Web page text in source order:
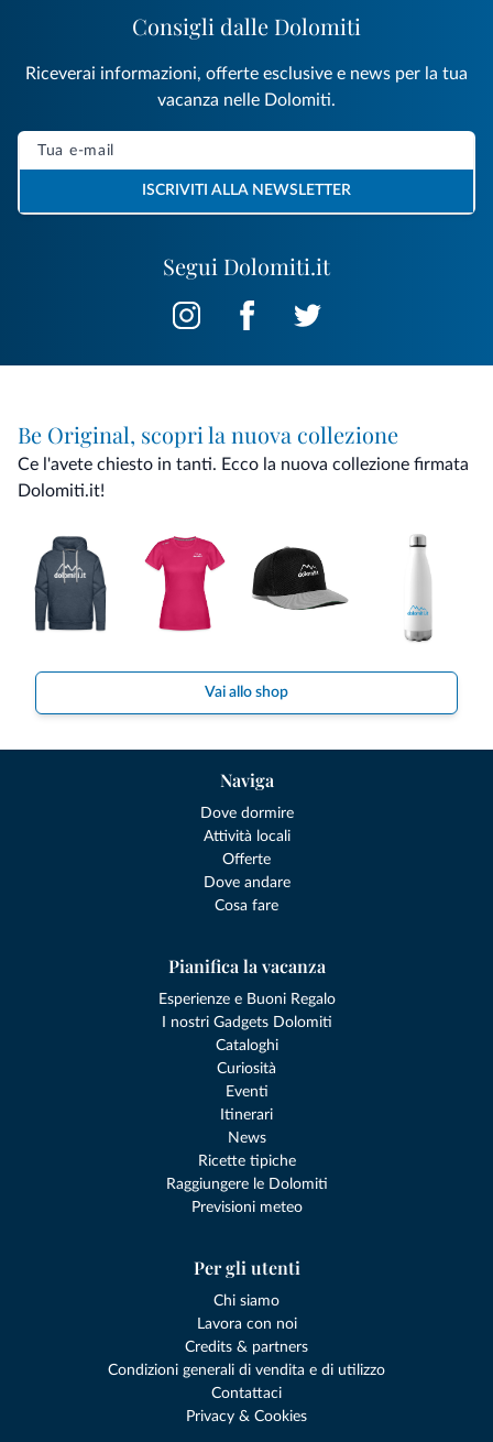
Segui Dolomiti.it
Consigli dalle Dolomiti
Riceverai informazioni, offerte esclusive e news per la tua
vacanza nelle Dolomiti.
ISCRIVITI ALLA NEWSLETTER
Be Original, scopri la nuova collezione
Ce l'avete chiesto in tanti. Ecco la nuova collezione firmata
Dolomiti.it!
Vai allo shop
Naviga
Dove dormire
Attività locali
Offerte
Dove andare
Cosa fare
Pianifica la vacanza
Esperienze e Buoni Regalo
I nostri Gadgets Dolomiti
Cataloghi
Curiosità
Eventi
Itinerari
News
Ricette tipiche
Raggiungere le Dolomiti
Previsioni meteo
Per gli utenti
Chi siamo
Lavora con noi
Credits & partners
Condizioni generali di vendita e di utilizzo
Contattaci
Privacy & Cookies